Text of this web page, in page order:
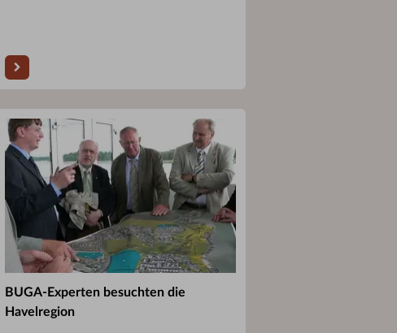
BUGA-Experten besuchten die
Havelregion